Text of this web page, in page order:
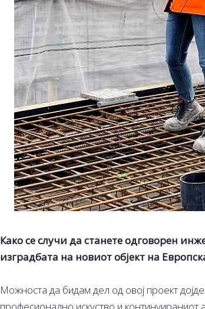
Како се случи да станете одговорен
изградбата на новиот објект на
Можноста да бидам дел од овој проект
професионално искуство и